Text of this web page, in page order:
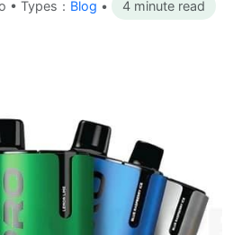
• Types： Blog • 4 minute read